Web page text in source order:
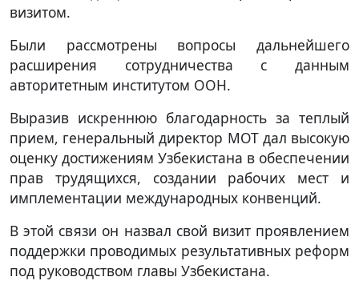
визитом.
Были рассмотрены вопросы дальнейшего
расширения сотрудничества с данным
авторитетным институтом ООН.
Выразив искреннюю благодарность за теплый
прием, генеральный директор МОТ дал высокую
оценку достижениям Узбекистана в обеспечении
прав трудящихся, создании рабочих мест и
имплементации международных конвенций.
В этой связи он назвал свой визит проявлением
поддержки проводимых результативных реформ
под руководством главы Узбекистана.